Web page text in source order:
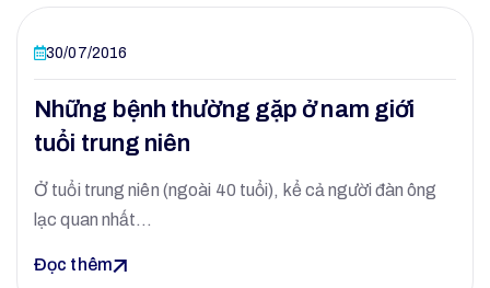
30/07/2016
Những bệnh thường gặp ở nam giới
tuổi trung niên
Ở tuổi trung niên (ngoài 40 tuổi), kể cả người đàn ông
lạc quan nhất…
Đọc thêm